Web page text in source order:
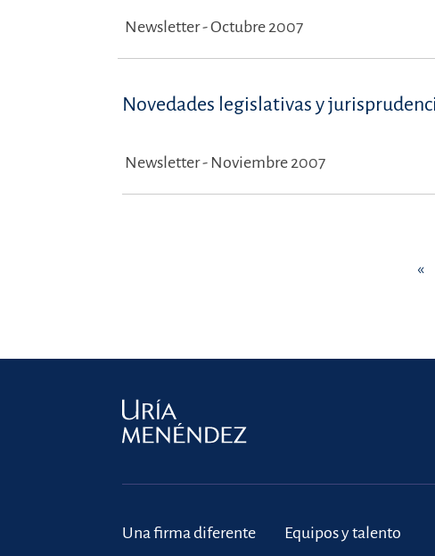
Newsletter - Octubre 2007
Novedades legislativas y
Newsletter - Noviembre 2007
«
Una firma diferente Equipos y talento